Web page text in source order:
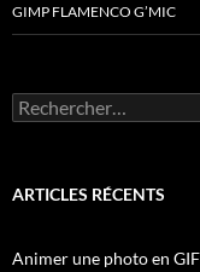
GIMP FLAMENCO G’MIC
Rechercher :
ARTICLES RÉCENTS
Animer une photo en GIF